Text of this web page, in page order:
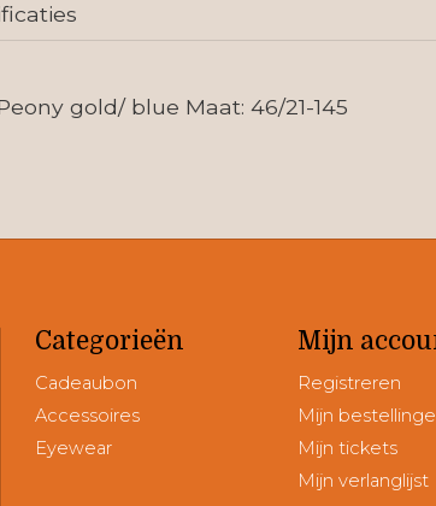
gold/ blue Maat: 46/21-145
Categorieën
Cadeaubon
Accessoires
Eyewear
Mijn
Registreren
Mijn
Mijn tickets
Mijn verlanglijst